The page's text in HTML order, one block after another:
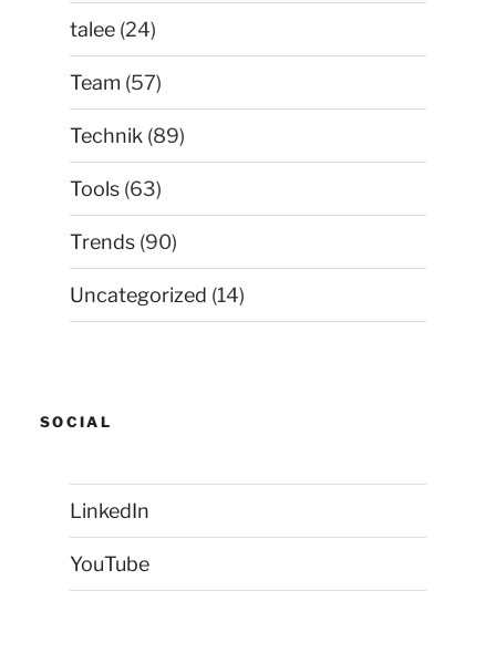
talee (24)
Team (57)
Technik (89)
Tools (63)
Trends (90)
Uncategorized (14)
SOCIAL
LinkedIn
YouTube